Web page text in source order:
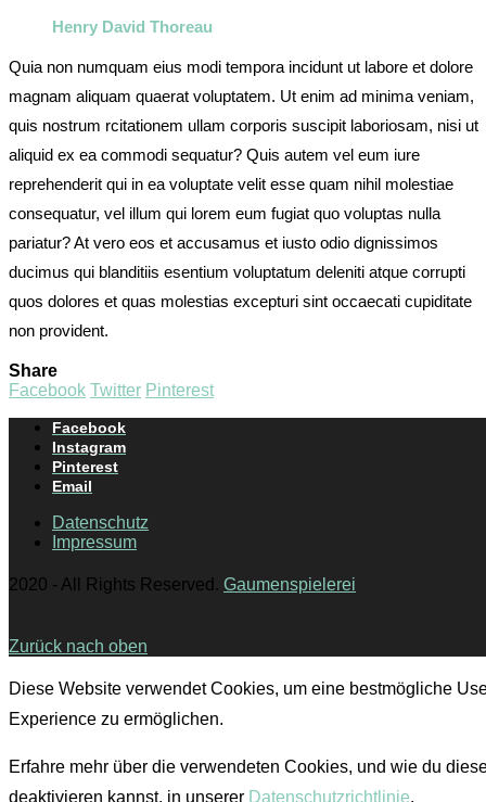
Henry David Thoreau
Quia non numquam eius modi tempora incidunt ut labore et dolore
magnam aliquam quaerat voluptatem. Ut enim ad minima veniam,
quis nostrum rcitationem ullam corporis suscipit laboriosam, nisi ut
aliquid ex ea commodi sequatur? Quis autem vel eum iure
reprehenderit qui in ea voluptate velit esse quam nihil molestiae
consequatur, vel illum qui lorem eum fugiat quo voluptas nulla
pariatur? At vero eos et accusamus et iusto odio dignissimos
ducimus qui blanditiis esentium voluptatum deleniti atque corrupti
quos dolores et quas molestias excepturi sint occaecati cupiditate
non provident.
Share
Facebook Twitter Pinterest
Facebook
Instagram
Pinterest
Email
Datenschutz
Impressum
2020 - All Rights Reserved. Gaumenspielerei
Zurück nach oben
Diese Website verwendet Cookies, um eine bestmögliche
Experience zu ermöglichen.
Erfahre mehr über die verwendeten Cookies, und wie du
deaktivieren kannst, in unserer Datenschutzrichtlinie.